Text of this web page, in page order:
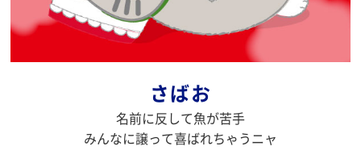
さばお
名前に反して魚が苦手
みんなに譲って喜ばれちゃうニャ